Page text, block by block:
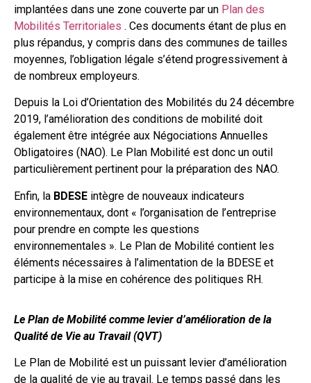
implantées dans une zone couverte par un Plan des
Mobilités Territoriales . Ces documents étant de plus en
plus répandus, y compris dans des communes de tailles
moyennes, l’obligation légale s’étend progressivement à
de nombreux employeurs.
Depuis la Loi d’Orientation des Mobilités du 24 décembre
2019, l’amélioration des conditions de mobilité doit
également être intégrée aux Négociations Annuelles
Obligatoires (NAO). Le Plan Mobilité est donc un outil
particulièrement pertinent pour la préparation des NAO.
Enfin, la BDESE intègre de nouveaux indicateurs
environnementaux, dont « l’organisation de l’entreprise
pour prendre en compte les questions
environnementales ». Le Plan de Mobilité contient les
éléments nécessaires à l’alimentation de la BDESE et
participe à la mise en cohérence des politiques RH.
Le Plan de Mobilité comme levier d’amélioration de la
Qualité de Vie au Travail (QVT)
Le Plan de Mobilité est un puissant levier d’amélioration
de la qualité de vie au travail. Le temps passé dans les